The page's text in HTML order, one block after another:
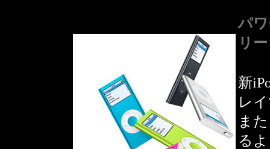
パ
リー
新
レ
ま
る